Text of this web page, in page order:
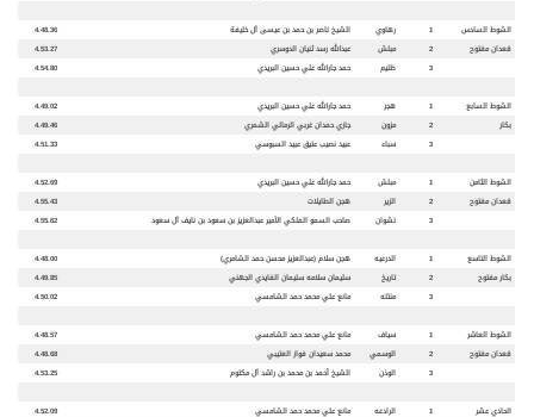
الشوط السادس 1 رهاوي الشيخ ناصر بن حمد بن عيسى آل خليفة
4.48.36
قعدان مفتوح
2 مبلش عبدالله رسد ثنيان الدوسري
4.53.27
3
ظليم حمد جارالله علي حسين البريدي 4.54.80
الشوط السابع 1 هجر حمد جارالله علي حسين البريدي
4.49.02
بكار
2 مزون جازي حمدان غربي الرمالي الشمري
4.49.46
3
سباء عبيد نصيب عتيق عبيد السبوسي 4.51.33
الشوط الثامن 1 مبلش حمد جارالله علي حسين البريدي
4.52.69
قعدان مفتوح
2 الزير هجن الطايلات
4.55.43
3
نشوان صاحب السمو الملكي الأمير عبدالعزيز بن سعود بن نايف آل سعود 4.55.62
الشوط التاسع 1 الدرعيه هجن سلام (عبدالعزيز محسن حمد الشامري)
4.48.00
بكار مفتوح
2 تاريخ سليمان سلامه سليمان الفايدي الجهني
4.49.85
3
منتله مانع علي محمد حمد الشامسي 4.50.02
الشوط العاشر 1 سياف مانع علي محمد حمد الشامسي
4.48.57
قعدان مفتوح
2 الوسمي محمد سعيدان فواز العتيبي
4.48.68
3
الوذن الشيخ أحمد بن محمد بن راشد آل مكتوم 4.53.25
الحادي عشر 1 الرادعه مانع علي محمد حمد الشامسي
4.52.09